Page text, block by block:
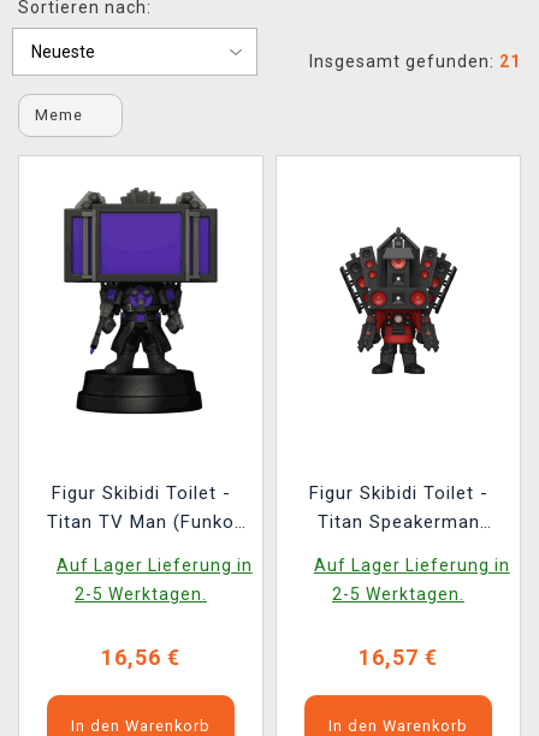
XZONE CLUB
Sortieren nach:
Insgesamt gefunden: 21
Meme
Figur Skibidi Toilet -
Titan TV Man (Funko
Auf Lager Lieferung in
2-5 Werktagen.
16,56 €
In den Warenkorb
Figur Skibidi Toilet -
Titan Speakerman
2366)
Auf Lager Lieferung in
2-5 Werktagen.
16,57 €
In den Warenkorb